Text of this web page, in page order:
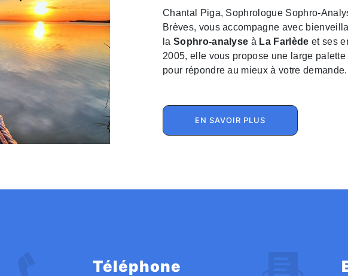
Chantal Piga, Sophrologue Sophro-Analyste et Praticienne en Thérapies
Brèves, vous accompagne avec
la Sophro-analyse à La Farlède et ses
2005, elle vous propose une large
pour répondre au mieux à votre demande.
EN SAVOIR PLUS
Téléphone